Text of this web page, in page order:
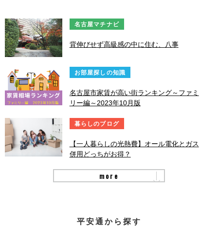
名古屋マチナビ
背伸びせず高級感の中に住む、八事
お部屋探しの知識
名古屋市家賃が高い街ランキング～ファミ
リー編～2023年10月版
暮らしのブログ
【一人暮らしの光熱費】オール電化とガス
併用どっちがお得？
more
平安通から探す